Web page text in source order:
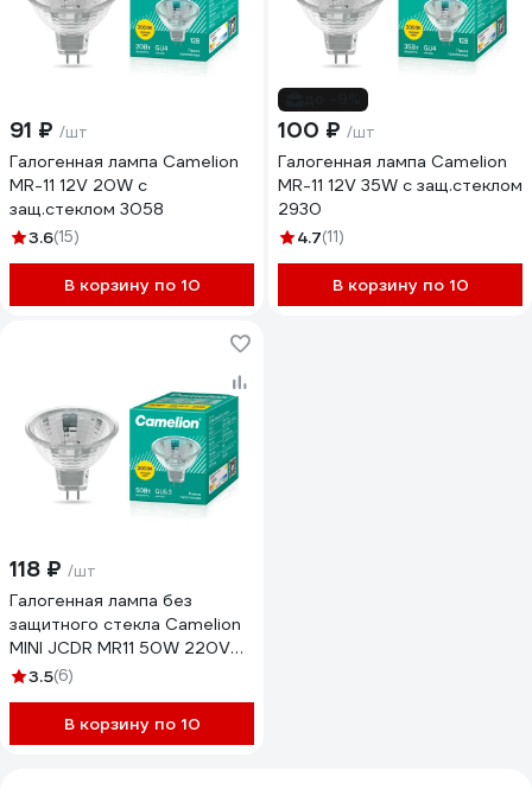
91 ₽ /шт
Галогенная лампа Camelion
MR-11 12V 20W с
защ.стеклом 3058
3.6(15)
В корзину по 10
100 ₽ /шт
Галогенная лампа Camelion
MR-11 12V 35W с защ.стеклом
2930
4.7(11)
В корзину по 10
118 ₽ /шт
Галогенная лампа без
защитного стекла Camelion
MINI JCDR MR11 50W 220V
35mm 7093
3.5(6)
В корзину по 10